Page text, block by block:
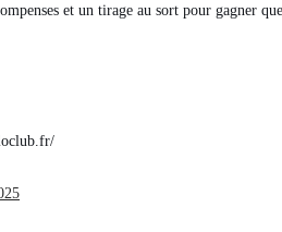
et un tirage au sort pour gagner